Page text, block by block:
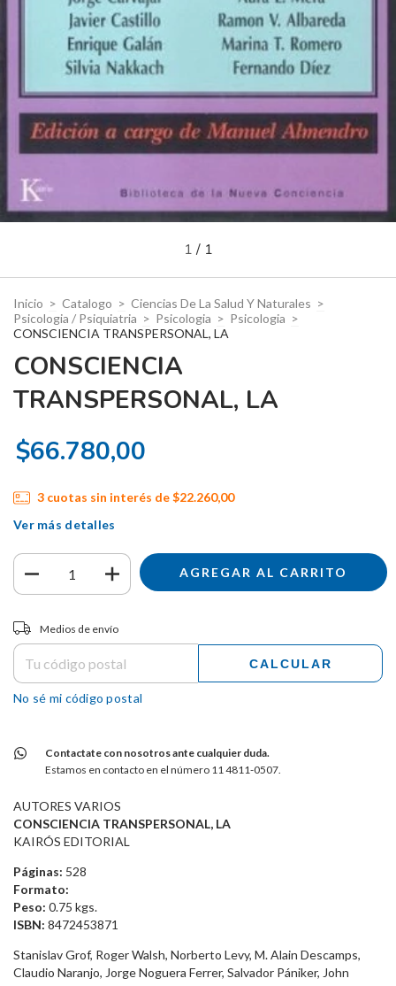
1 / 1
Inicio > Catalogo > Ciencias De La Salud Y Naturales >
Psicologia / Psiquiatria > Psicologia > Psicologia >
CONSCIENCIA TRANSPERSONAL, LA
CONSCIENCIA
TRANSPERSONAL, LA
$66.780,00
3 cuotas sin interés de$22.260,00
Ver más detalles
Entregas para el CP:
Medios de envío
CALCULAR
No sé mi código postal
Contactate con nosotros ante cualquier duda.
Estamos en contacto en el número 11 4811-0507.
AUTORES VARIOS
CONSCIENCIA TRANSPERSONAL, LA
KAIRÓS EDITORIAL
Páginas: 528
Formato:
Peso: 0.75 kgs.
ISBN: 8472453871
Stanislav Grof, Roger Walsh, Norberto Levy, M. Alain Descamps,
Claudio Naranjo, Jorge Noguera Ferrer, Salvador Pániker, John